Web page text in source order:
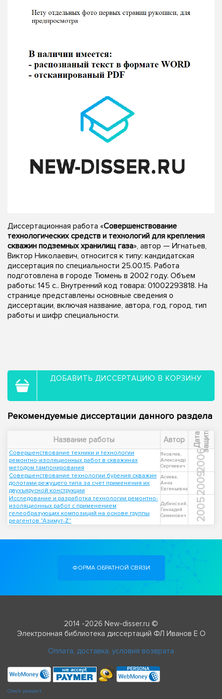
Диссертационная работа «Совершенствование
технологических средств и технологий для крепления
скважин подземных хранилищ газа», автор — Игнатьев,
Виктор Николаевич, относится к типу: кандидатская
диссертация по специальности 25.00.15. Работа
подготовлена в городе Тюмень в 2002 году. Объем
работы: 145 с.. Внутренний код товара: 01002293818. На
странице представлены основные сведения о
диссертации, включая название, автора, год, город, тип
работы и шифр специальности.
ДОБАВИТЬ ДИССЕРТАЦИЮ В КОРЗИНУ
Рекомендуемые диссертации данного раздела
Название работы Автор Д
а
т
а
з
а
щ
и
т ы
Совершенствование техники и технологии
ремонтно-изоляционных работ в скважинах
методом тампонирования
Яковлев,
Александр
Сергеевич
2006
Совершенствование технологии бурения скважин
долотами режущего типа за счет применения их
двухъярусной конструкции
Асеева,
Анна
Евгеньевна
2009
Исследование и разработка технологии ремонтно-
изоляционных работ с применением
гелеобразующих композиций на основе группы
реагентов "Азимут-Z"
Дубинский,
Геннадий
Семенович
2005
ФОРМА ОБРАТНОЙ СВЯЗИ
2014 -2026 New-disser.ru ©
Электронная библиотека диссертаций ФЛ Иванов Е О
Оплата, доставка, условия возврата
Check passport